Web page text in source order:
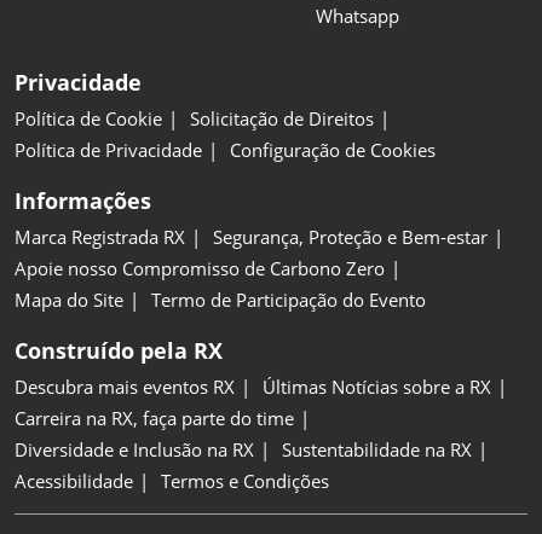
Whatsapp
Privacidade
Política de Cookie
Solicitação de Direitos
Política de Privacidade
Configuração de Cookies
Informações
Marca Registrada RX
Segurança, Proteção e Bem-estar
Apoie nosso Compromisso de Carbono Zero
Mapa do Site
Termo de Participação do Evento
Construído pela RX
Descubra mais eventos RX
Últimas Notícias sobre a RX
Carreira na RX, faça parte do time
Diversidade e Inclusão na RX
Sustentabilidade na RX
Acessibilidade
Termos e Condições